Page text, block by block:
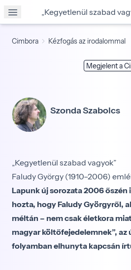
„Kegyetlenül szabad
Cimbora Kézfogás az irodalommal
Megjelent a
Szonda Szabolcs
„Kegyetlenül szabad vagyok”
Faludy György (1910–2006)
Lapunk új sorozata 2006 őszén
hozta, hogy Faludy Györgyről,
méltán – nem csak életkora
magyar költőfejedelemnek”, az
folyamban elhunyta kapcsán